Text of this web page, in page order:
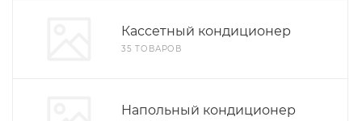
Кассетный кондиционер
35 ТОВАРОВ
Напольный кондиционер